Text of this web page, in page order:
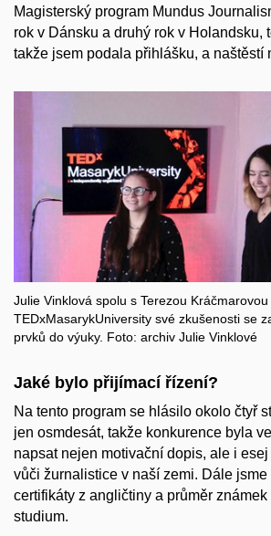
Magisterský program Mundus
rok v Dánsku a druhý rok v Holandsku,
takže jsem podala přihlášku, a naštěstí
Julie Vinklová spolu s Terezou
TEDxMasarykUniversity své zkušenosti se
prvků do výuky. Foto: archiv Julie Vinklové
Jaké bylo přijímací řízení?
Na tento program se hlásilo okolo čtyř
jen osmdesát, takže konkurence byla
napsat nejen motivační dopis, ale i
vůči žurnalistice v naší zemi. Dále
certifikáty z angličtiny a průměr
studium.